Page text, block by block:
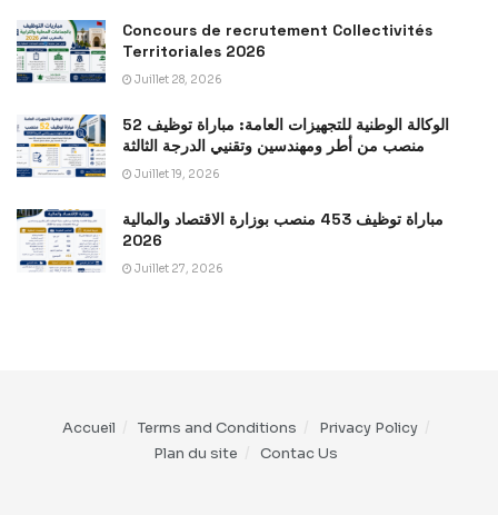
Concours de recrutement Collectivités
Territoriales 2026
Juillet 28, 2026
الوكالة الوطنية للتجهيزات العامة: مباراة توظيف 52
منصب من أطر ومهندسين وتقنيي الدرجة الثالثة
Juillet 19, 2026
مباراة توظيف 453 منصب بوزارة الاقتصاد والمالية
2026
Juillet 27, 2026
Accueil Terms and Conditions
Privacy Policy
Plan du site
Contac Us